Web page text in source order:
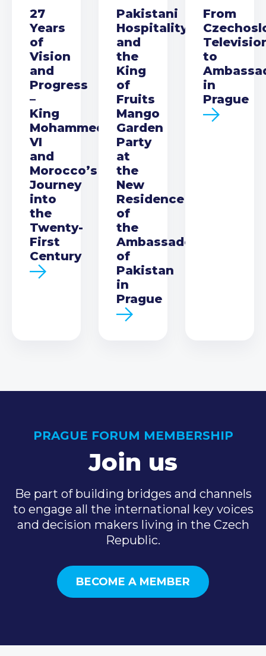
27
Years
of
Vision
and
Progress
–
King
Mohammed
VI
and
Morocco’s
Journey
into
the
Twenty-
First
Century
Pakistani
Hospitality
and
the
King
of
Fruits
Mango
Garden
Party
at
the
New
Residence
of
the
Ambassador
of
Pakistan
in
Prague
From
to
in
Prague
PRAGUE FORUM MEMBERSHIP
Join us
Be part of building bridges and channels
to engage all the international key voices
and decision makers living in the Czech
Republic.
BECOME A MEMBER